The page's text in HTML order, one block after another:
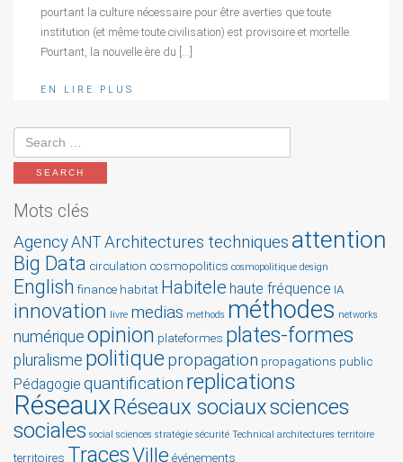
pourtant la culture nécessaire pour être averties que toute
institution (et même toute civilisation) est provisoire et mortelle.
Pourtant, la nouvelle ère du […]
EN LIRE PLUS
Mots clés
AgencyANTArchitectures techniques attention
Big Data circulation cosmopolitics cosmopolitique design
English finance habitat Habitele haute fréquence IA
innovation livre medias methods méthodes networks
numérique opinion plateformes plates-formes
pluralisme politique propagation propagations public
Pédagogie quantification replications
RéseauxRéseaux sociauxsciences
sociales social sciences stratégie sécurité Technical architectures territoire
territoires TracesVille événements